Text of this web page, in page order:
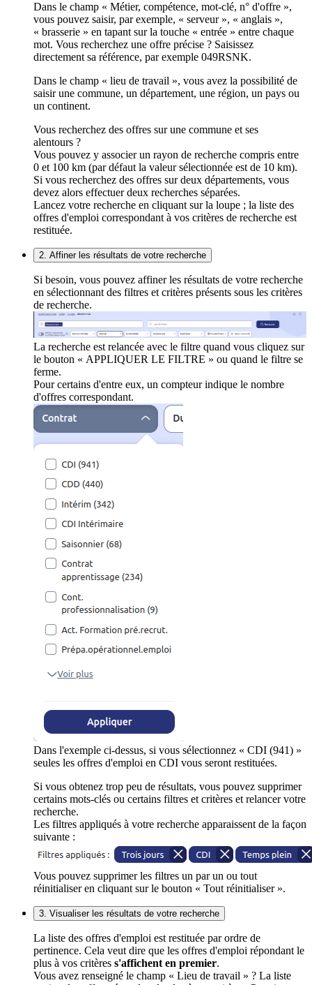
Dans le champ « Métier, compétence, mot-clé, n° d'offre »,
vous pouvez saisir, par exemple, « serveur », « anglais »,
« brasserie » en tapant sur la touche « entrée » entre chaque
mot. Vous recherchez une offre précise ? Saisissez
directement sa référence, par exemple 049RSNK.
Dans le champ « lieu de travail », vous avez la possibilité de
saisir une commune, un département, une région, un pays ou
un continent.
Vous recherchez des offres sur une commune et ses
alentours ?
Vous pouvez y associer un rayon de recherche compris entre
0 et 100 km (par défaut la valeur sélectionnée est de 10 km).
Si vous recherchez des offres sur deux départements, vous
devez alors effectuer deux recherches séparées.
Lancez votre recherche en cliquant sur la loupe ; la liste des
offres d'emploi correspondant à vos critères de recherche est
restituée.
2. Affiner les résultats de votre recherche
Si besoin, vous pouvez affiner les résultats de votre recherche
en sélectionnant des filtres et critères présents sous les critères
de recherche.
La recherche est relancée avec le filtre quand vous cliquez sur
le bouton « APPLIQUER LE FILTRE » ou quand le filtre se
ferme.
Pour certains d'entre eux, un compteur indique le nombre
d'offres correspondant.
Dans l'exemple ci-dessus, si vous sélectionnez « CDI (941) »
seules les offres d'emploi en CDI vous seront restituées.
Si vous obtenez trop peu de résultats, vous pouvez supprimer
certains mots-clés ou certains filtres et critères et relancer votre
recherche.
Les filtres appliqués à votre recherche apparaissent de la façon
suivante :
Vous pouvez supprimer les filtres un par un ou tout
réinitialiser en cliquant sur le bouton « Tout réinitialiser ».
3. Visualiser les résultats de votre recherche
La liste des offres d'emploi est restituée par ordre de
pertinence. Cela veut dire que les offres d'emploi répondant le
plus à vos critères s'affichent en premier.
Vous avez renseigné le champ « Lieu de travail » ? La liste